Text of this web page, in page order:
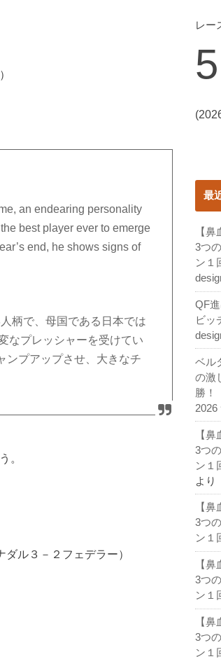
an endearing personality
best player ever to emerge
end, he shows signs of
柄で、母国である日本では
なプレッシャーを受けてい
ンプアップさせ、大きなチ
。
ル３－２フェデラー）
レー
最
【
3つ
ン１
QF
ビッ
ベル
の激
勝！
2026
【
3つ
ン１
より
【
3つ
ン１
【
3つ
ン１
【
3つ
ン１